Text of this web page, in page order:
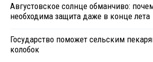
Августовское солнце обманчиво:
необходима защита даже в конце лета
Государство поможет сельским
колобок